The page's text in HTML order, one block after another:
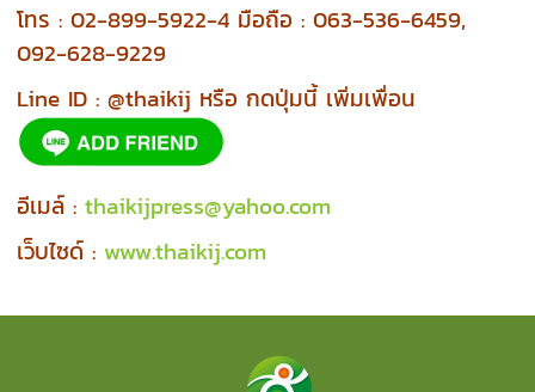
โทร : 02-899-5922-4 มือถือ : 063-536-6459,
092-628-9229
Line ID : @thaikij หรือ กดปุ่มนี้ เพิ่มเพื่อน
อีเมล์ :thaikijpress@yahoo.com
เว็บไซด์ : www.thaikij.com